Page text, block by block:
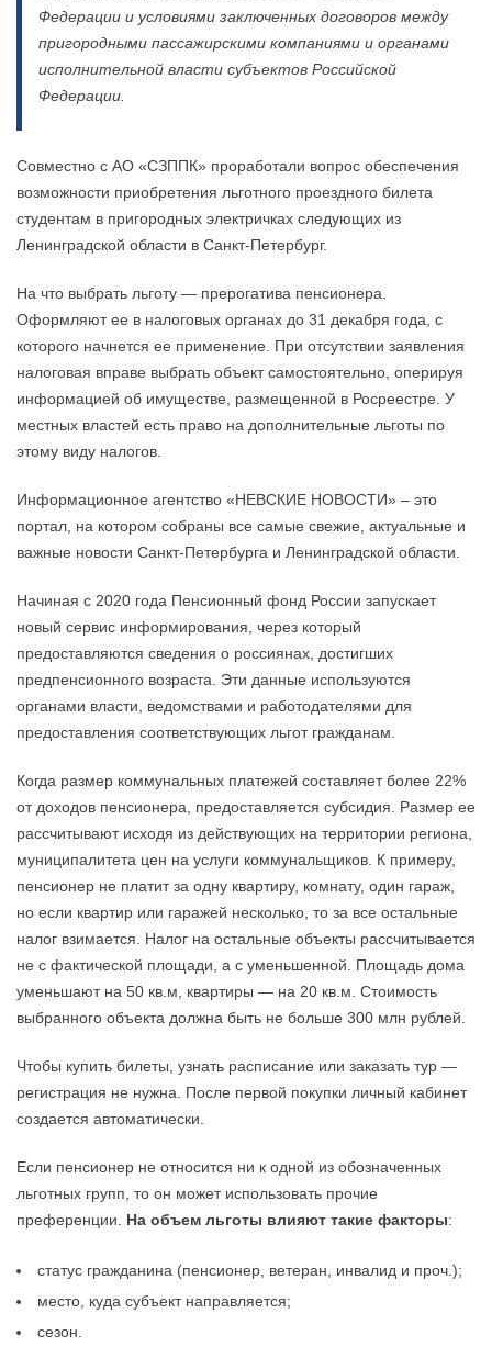
Федерации и условиями заключенных договоров между
пригородными пассажирскими компаниями и органами
исполнительной власти субъектов Российской
Федерации.
Совместно с АО «СЗППК» проработали вопрос обеспечения
возможности приобретения льготного проездного билета
студентам в пригородных электричках следующих из
Ленинградской области в Санкт-Петербург.
На что выбрать льготу — прерогатива пенсионера.
Оформляют ее в налоговых органах до 31 декабря года, с
которого начнется ее применение. При отсутствии заявления
налоговая вправе выбрать объект самостоятельно, оперируя
информацией об имуществе, размещенной в Росреестре. У
местных властей есть право на дополнительные льготы по
этому виду налогов.
Информационное агентство «НЕВСКИЕ НОВОСТИ» – это
портал, на котором собраны все самые свежие, актуальные и
важные новости Санкт-Петербурга и Ленинградской области.
Начиная с 2020 года Пенсионный фонд России запускает
новый сервис информирования, через который
предоставляются сведения о россиянах, достигших
предпенсионного возраста. Эти данные используются
органами власти, ведомствами и работодателями для
предоставления соответствующих льгот гражданам.
Когда размер коммунальных платежей составляет более 22%
от доходов пенсионера, предоставляется субсидия. Размер ее
рассчитывают исходя из действующих на территории региона,
муниципалитета цен на услуги коммунальщиков. К примеру,
пенсионер не платит за одну квартиру, комнату, один гараж,
но если квартир или гаражей несколько, то за все остальные
налог взимается. Налог на остальные объекты рассчитывается
не с фактической площади, а с уменьшенной. Площадь дома
уменьшают на 50 кв.м, квартиры — на 20 кв.м. Стоимость
выбранного объекта должна быть не больше 300 млн рублей.
Чтобы купить билеты, узнать расписание или заказать тур —
регистрация не нужна. После первой покупки личный кабинет
создается автоматически.
Если пенсионер не относится ни к одной из обозначенных
льготных групп, то он может использовать прочие
преференции. На объем льготы влияют такие факторы:
статус гражданина (пенсионер, ветеран, инвалид и проч.);
место, куда субъект направляется;
сезон.